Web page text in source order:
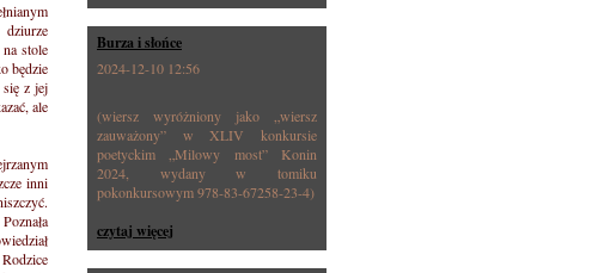
stole
będzie
się z jej
ale
inni
Burza i słońce
2024-12-10 12:56
(wiersz wyróżniony jako „wiersz
zauważony” w XLIV konkursie
poetyckim „Milowy most” Konin
2024, wydany w tomiku
pokonkursowym 978-83-67258-23-4)
czytaj więcej